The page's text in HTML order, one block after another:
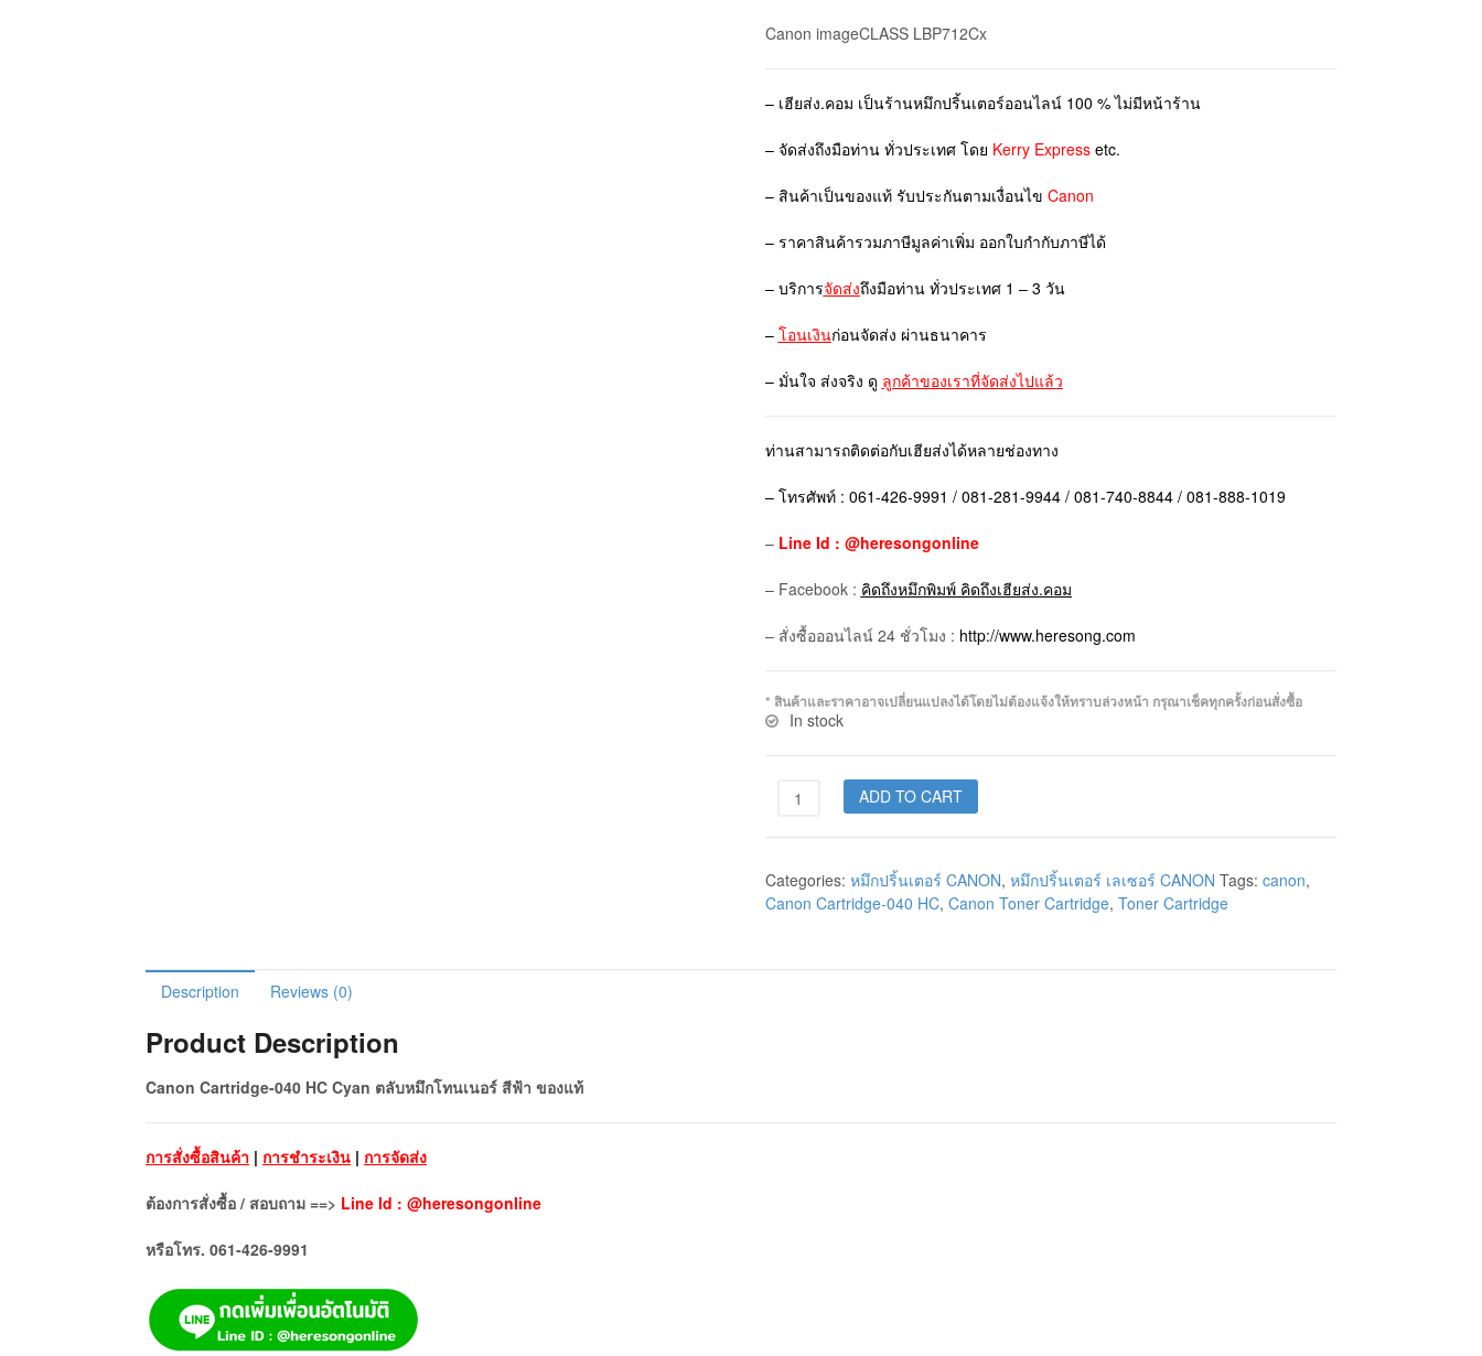
Canon imageCLASS LBP712Cx
– เฮียส่ง.คอม เป็นร้านหมึกปริ้นเตอร์ออนไลน์ 100 % ไม่มีหน้าร้าน
– จัดส่งถึงมือท่าน ทั่วประเทศ โดย Kerry Expressetc.
– สินค้าเป็นของแท้ รับประกันตามเงื่อนไข Canon
– ราคาสินค้ารวมภาษีมูลค่าเพิ่ม ออกใบกำกับภาษีได้
– บริการจัดส่งถึงมือท่าน ทั่วประเทศ 1 – 3 วัน
– โอนเงินก่อนจัดส่ง ผ่านธนาคาร
– มั่นใจ ส่งจริง ดู ลูกค้าของเราที่จัดส่งไปแล้ว
ท่านสามารถติดต่อกับเฮียส่งได้หลายช่องทาง
– โทรศัพท์ : 061-426-9991 / 081-281-9944 / 081-740-8844 / 081-888-1019
– Line Id : @heresongonline
– Facebook : คิดถึงหมึกพิมพ์ คิดถึงเฮียส่ง.คอม
– สั่งซื้อออนไลน์ 24 ชั่วโมง : http://www.heresong.com
* สินค้าและราคาอาจเปลี่ยนแปลงได้โดยไม่ต้องแจ้งให้ทราบล่วงหน้า กรุณาเช็คทุกครั้งก่อนสั่งซื้อ
In stock
ADD TO CART
Categories: หมึกปริ้นเตอร์ CANON, หมึกปริ้นเตอร์ เลเซอร์ CANON Tags: canon,
Canon Cartridge-040 HC, Canon Toner Cartridge, Toner Cartridge
Description Reviews (0)
Product Description
Canon Cartridge-040 HC Cyan ตลับหมึกโทนเนอร์ สีฟ้า ของแท้
การสั่งซื้อสินค้า | การชำระเงิน | การจัดส่ง
ต้องการสั่งซื้อ / สอบถาม ==> Line Id : @heresongonline
หรือโทร. 061-426-9991